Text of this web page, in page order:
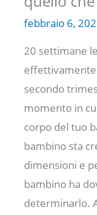
febbraio 6,
20 settimane
secondo
momento in
corpo del tuo
bambino sta
dimensioni e
bambino ha
determinarlo.